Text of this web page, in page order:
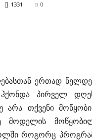
1331 0
ერთად
პირველ
არა თქვენი
მოდელის
როგორც